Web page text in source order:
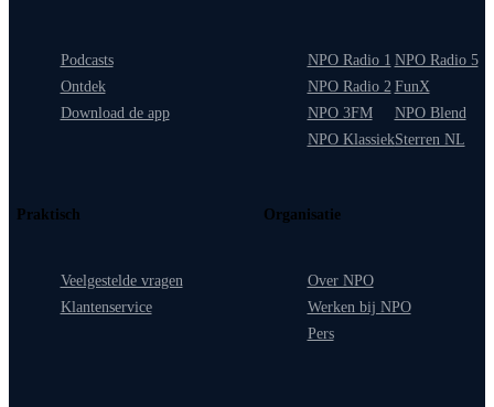
Podcasts
Ontdek
Download de app
NPO Radio 1
NPO Radio 2
NPO 3FM
NPO Klassiek
NPO Radio 5
FunX
NPO Blend
Sterren NL
Praktisch
Veelgestelde vragen
Klantenservice
Organisatie
Over NPO
Werken bij NPO
Pers